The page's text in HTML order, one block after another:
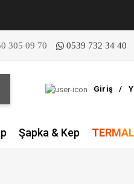
305 09 70 0539 732 34 40
Giriş /
Şapka & Kep TERMAL